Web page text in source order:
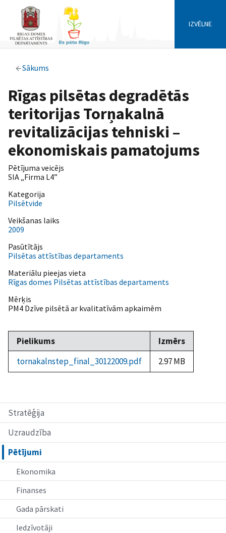
IZVĒLNE
Sākums
Stratēģija
Uzraudzība
Pētījumi
Ekonomika
Finanses
Gada pārskati
Iedzīvotāji
Rīgas pilsētas degradētās
teritorijas Torņakalnā
revitalizācijas tehniski –
ekonomiskais pamatojums
Pētījuma veicējs
SIA „Firma L4”
Kategorija
Pilsētvide
Veikšanas laiks
2009
Pasūtītājs
Pilsētas attīstības departaments
Materiālu pieejas vieta
Rīgas domes Pilsētas attīstības departaments
Mērķis
PM4 Dzīve pilsētā ar kvalitatīvām apkaimēm
Pielikums
Izmērs
tornakalnstep_final_30122009.pdf
2.97 MB